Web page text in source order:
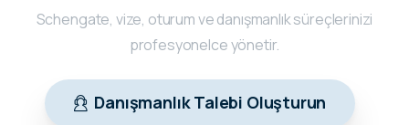
Schengate, vize, oturum ve danışmanlık süreçlerinizi
profesyonelce yönetir.
Danışmanlık Talebi Oluşturun